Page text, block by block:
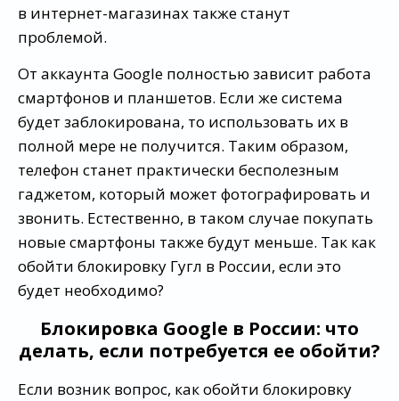
в интернет-магазинах также станут
проблемой.
От аккаунта Google полностью зависит работа
смартфонов и планшетов. Если же система
будет заблокирована, то использовать их в
полной мере не получится. Таким образом,
телефон станет практически бесполезным
гаджетом, который может фотографировать и
звонить. Естественно, в таком случае покупать
новые смартфоны также будут меньше. Так как
обойти блокировку Гугл в России, если это
будет необходимо?
Блокировка Google в России: что
делать, если потребуется ее обойти?
Если возник вопрос, как обойти блокировку